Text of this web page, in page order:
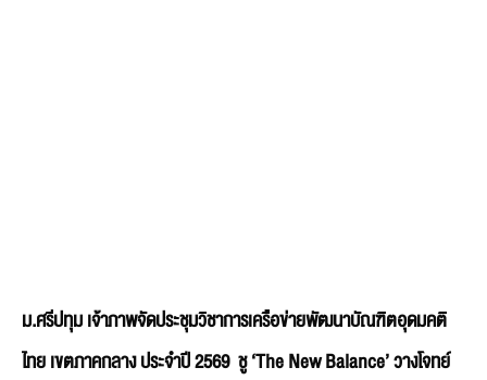
ม.ศรีปทุม เจ้าภาพจัดประชุมวิชาการเครือข่ายพัฒนาบัณฑิตอุดมคติ
ไทย เขตภาคกลาง ประจำปี 2569 ชู ‘The New Balance’ วางโจทย์